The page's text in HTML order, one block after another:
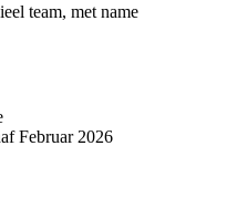
team, met name
Februar 2026